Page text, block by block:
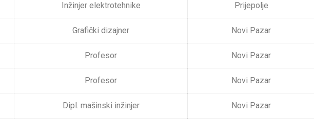
Inžinjer elektrotehnike Prijepolje
Grafički dizajner Novi Pazar
Profesor Novi Pazar
Profesor Novi Pazar
Dipl. mašinski inžinjer Novi Pazar